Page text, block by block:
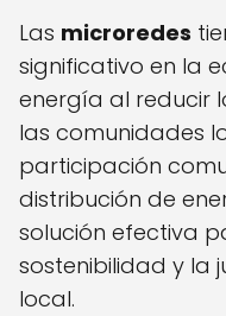
Las microredes
significativo en la
energía al reducir
las comunidades
participación
distribución de
solución efectiva
sostenibilidad y la
local.